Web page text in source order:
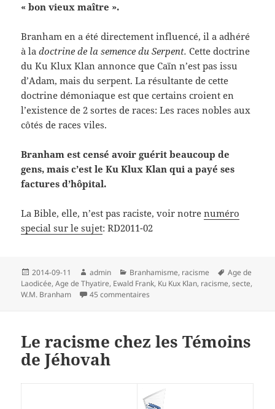
« bon vieux maître ».
Branham en a été directement influencé, il a adhéré
à ladoctrine de la semence du Serpent.Cette doctrine
du Ku Klux Klan annonce que Caïn n’est pas issu
d’Adam, mais du serpent. La résultante de cette
doctrine démoniaque est que certains croient en
l’existence de 2 sortes de races: Les races nobles aux
côtés de races viles.
Branham est censé avoir guérit beaucoup de
gens, mais c’est le Ku Klux Klan qui a payé ses
factures d’hôpital.
La Bible, elle, n’est pas raciste, voir notrenuméro
special sur le sujet: RD2011-02
Publié
le
2014-09-11 Auteur
admin Catégories
Branhamisme, racisme
Mots-
clés
Age de
Laodicée,Age de Thyatire, Ewald Frank, Ku Kux Klan, racisme,secte,
W.M. Branham
45 commentaires
Le racisme chez les Témoins
de Jéhovah